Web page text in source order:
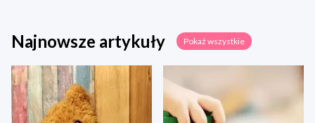
Najnowsze artykuły Pokaż wszystkie